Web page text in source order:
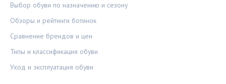
Выбор обуви по назначению и сезону
Обзоры и рейтинги ботинок
Сравнение брендов и цен
Типы и классификация обуви
Уход и эксплуатация обуви